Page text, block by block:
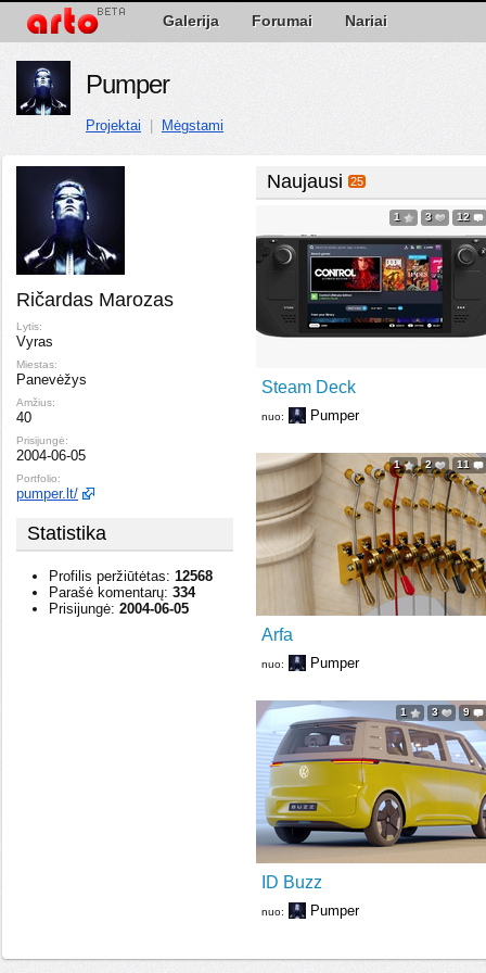
Galerija Forumai Nariai
Pumper
Projektai Mėgstami
Ričardas Marozas
Lytis:
Vyras
Miestas:
Panevėžys
Amžius:
40
Prisijungė:
2004-06-05
Portfolio:
pumper.lt/
Statistika
Profilis peržiūtėtas: 12568
Parašė komentarų: 334
Prisijungė: 2004-06-05
Naujausi 25
1 3 12
Steam Deck
nuo: Pumper
1 2 11
Arfa
nuo: Pumper
1 3 9
ID Buzz
nuo: Pumper